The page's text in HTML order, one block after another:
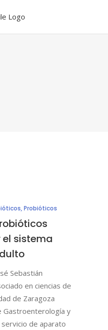
,Probióticos
sistema
Sebastián
en ciencias de
de Zaragoza
Gastroenterología y
de aparato